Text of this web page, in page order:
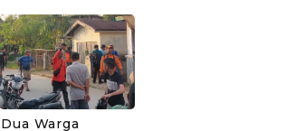
Dua Warga